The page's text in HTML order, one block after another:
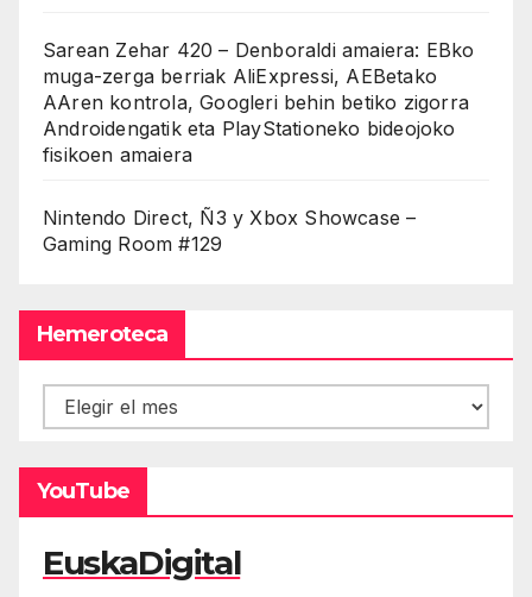
Sarean Zehar 420 – Denboraldi amaiera: EBko
muga-zerga berriak AliExpressi, AEBetako
AAren kontrola, Googleri behin betiko zigorra
Androidengatik eta PlayStationeko bideojoko
fisikoen amaiera
Nintendo Direct, Ñ3 y Xbox Showcase –
Gaming Room #129
Hemeroteca
Hemeroteca
YouTube
EuskaDigital